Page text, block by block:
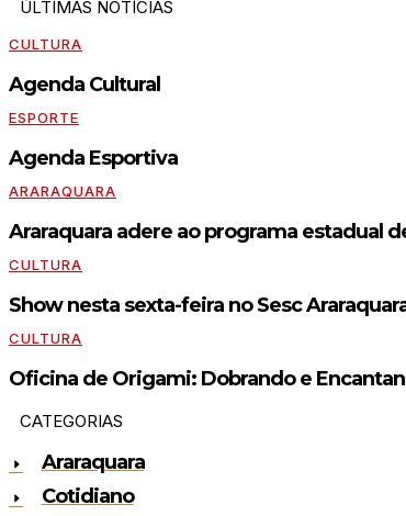
ÚLTIMAS NOTÍCIAS
CULTURA
Agenda Cultural
ESPORTE
Agenda Esportiva
ARARAQUARA
Araraquara adere ao programa estadual
CULTURA
Show nesta sexta-feira no Sesc
CULTURA
Oficina de Origami: Dobrando e
CATEGORIAS
Araraquara
Cotidiano